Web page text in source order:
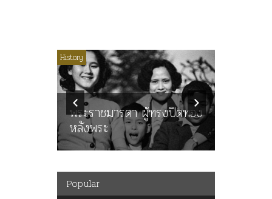
History
พระราชมารดา ผู้ทรงปิดทอง
หลังพระ
Popular